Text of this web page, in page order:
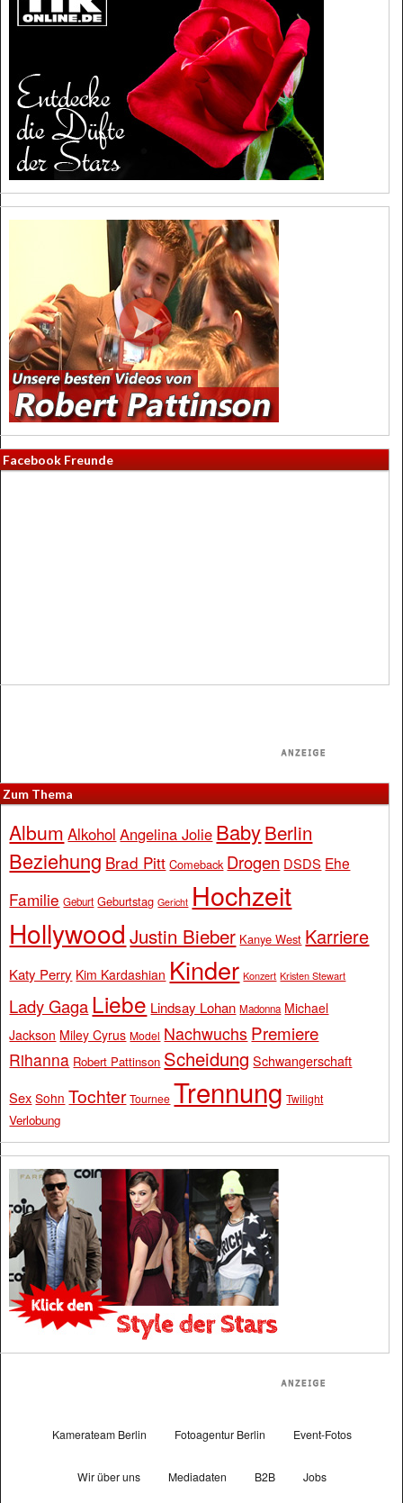
Facebook Freunde
Zum Thema
Album Alkohol Angelina Jolie BabyBerlin
Beziehung Brad Pitt Comeback Drogen DSDS Ehe
Familie Geburt Geburtstag Gericht Hochzeit
Hollywood Justin Bieber Kanye West Karriere
Katy Perry Kim Kardashian Kinder Konzert Kristen Stewart
Lady Gaga Liebe Lindsay Lohan Madonna Michael
Jackson Miley Cyrus Model Nachwuchs Premiere
Rihanna Robert Pattinson Scheidung Schwangerschaft
Sex Sohn Tochter Tournee Trennung Twilight
Verlobung
Kamerateam Berlin Fotoagentur Berlin Event-Fotos
Wir über uns Mediadaten B2B Jobs